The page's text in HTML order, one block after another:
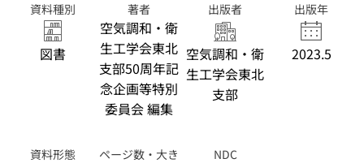
資料種別
図書
著者
空気調和・衛
生工学会東北
支部50周年記
念企画等特別
委員会 編集
出版者
空気調和・衛
生工学会東北
支部
出版年
2023.5
資料形態
ページ数・大き
NDC